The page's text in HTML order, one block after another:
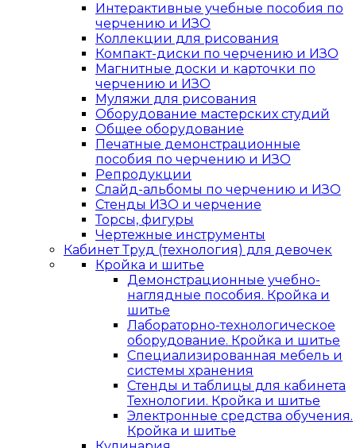
Интерактивные учебные пособия по
черчению и ИЗО
Коллекции для рисования
Компакт-диски по черчению и ИЗО
Магнитные доски и карточки по
черчению и ИЗО
Муляжи для рисования
Оборудование мастерских студий
Общее оборудование
Печатные демонстрационные
пособия по черчению и ИЗО
Репродукции
Слайд-альбомы по черчению и ИЗО
Стенды ИЗО и черчение
Торсы, фигуры
Чертежные инструменты
Кабинет Труд (технология) для девочек
Кройка и шитье
Демонстрационные учебно-
наглядные пособия. Кройка и
шитье
Лабораторно-технологическое
оборудование. Кройка и шитье
Специализированная мебель и
системы хранения
Стенды и таблицы для кабинета
Технологии. Кройка и шитье
Электронные средства обучения.
Кройка и шитье